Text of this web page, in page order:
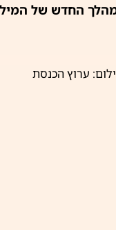
המהלך החדש של